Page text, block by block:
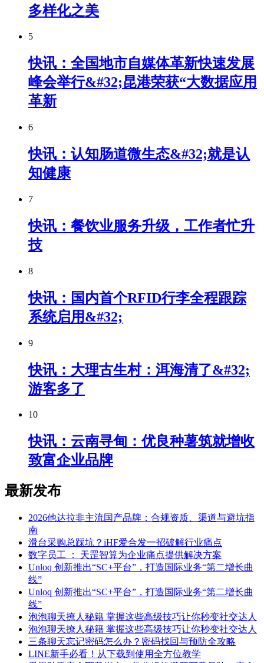
多样化之美
5
快讯：全国地市自媒体革新快速发展
峰会举行&#32;昆港荣获“大数据应用
革新
6
快讯：认知肠道微生态&#32;就是认
知健康
7
快讯：餐饮业服务升级，工作者忙升
技
8
快讯：国内首个RFID行李全程跟踪
系统启用&#32;
9
快讯：大理古生村：洱海清了&#32;
游客多了
10
快讯：云南寻甸：优良种薯筑就增收
致富企业品牌
最新发布
2026他达拉非主流国产品牌：合规资质、渠道与避坑指
南
滑台采购总踩坑？iHF爱合发一招破解行业痛点
数字员工 ： 天罡智算为企业痛点提供解决方案
Unloq 创新推出“SC+平台”，打造国际业务“第二增长曲
线”
Unloq 创新推出“SC+平台”，打造国际业务“第二增长曲
线”
泡泡聊天撩人秘籍 掌握这些高级技巧让你秒变社交达人
泡泡聊天撩人秘籍 掌握这些高级技巧让你秒变社交达人
三条聊天忘记密码怎么办？密码找回与预防全攻略
LINE新手必看！从下载到使用全方位教学